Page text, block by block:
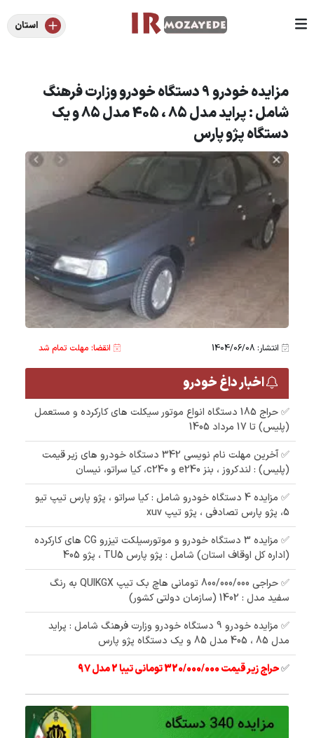
استان
مزایده خودرو 9 دستگاه خودرو وزارت فرهنگ
شامل : پراید مدل 85 ، 405 مدل 85 و یک
دستگاه پژو پارس
انتشار: 1404/06/08 انقضا: مهلت تمام شد
اخبار داغ خودرو
✅ حراج 185 دستگاه انواع موتور سیکلت های کارکرده و مستعمل
(پلیس) تا 17 مرداد 1405
✅ آخرین مهلت نام نویسی 342 دستگاه خودرو های زیر قیمت
(پلیس) : لندکروز ، بنز e240 و c240، کیا سراتو، نیسان
✅ مزایده 4 دستگاه خودرو شامل : کیا سراتو ، پژو پارس تیپ تیو
5، پژو پارس تصادفی ، پژو تیپ xuv
✅ مزایده 3 دستگاه خودرو و موتورسیلکت تیزرو CG های کارکرده
(اداره کل اوقاف استان) شامل : پژو پارس TU5 ، پژو 405
✅ حراجی 800/000/000 تومانی ھاچ بک تیپ QUIKGX به رنگ
سفید مدل : 1402 (سازمان دولتی کشور)
✅ مزایده خودرو 9 دستگاه خودرو وزارت فرهنگ شامل : پراید
مدل 85 ، 405 مدل 85 و یک دستگاه پژو پارس
✅حراج زیر قیمت 320/000/000 تومانی تیبا 2 مدل 97